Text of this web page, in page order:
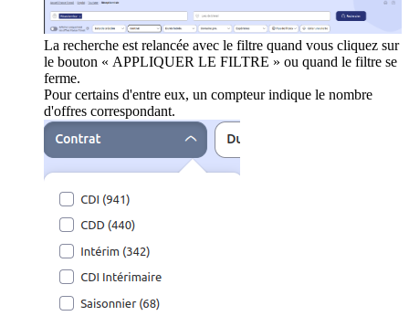
La recherche est relancée avec le filtre quand vous cliquez sur
le bouton « APPLIQUER LE FILTRE » ou quand le filtre se
ferme.
Pour certains d'entre eux, un compteur indique le nombre
d'offres correspondant.